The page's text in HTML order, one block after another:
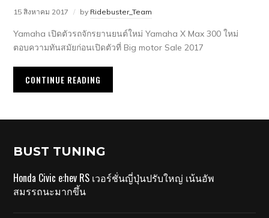
15 สิงหาคม 2017 by Ridebuster_Team
Yamaha เปิดตัวรถจักรยานยนต์ใหม่ Yamaha X Max 300 ใหม่
ตอบความทันสมัยก่อนเปิดตัวที่ Big motor Sale 2017
CONTINUE READING
BUST TUNING
Honda Civic e:hev RS เวอร์ชั่นญี่ปุ่นปรับใหญ่ เน้นอัพ
สมรรถนะมากขึ้น